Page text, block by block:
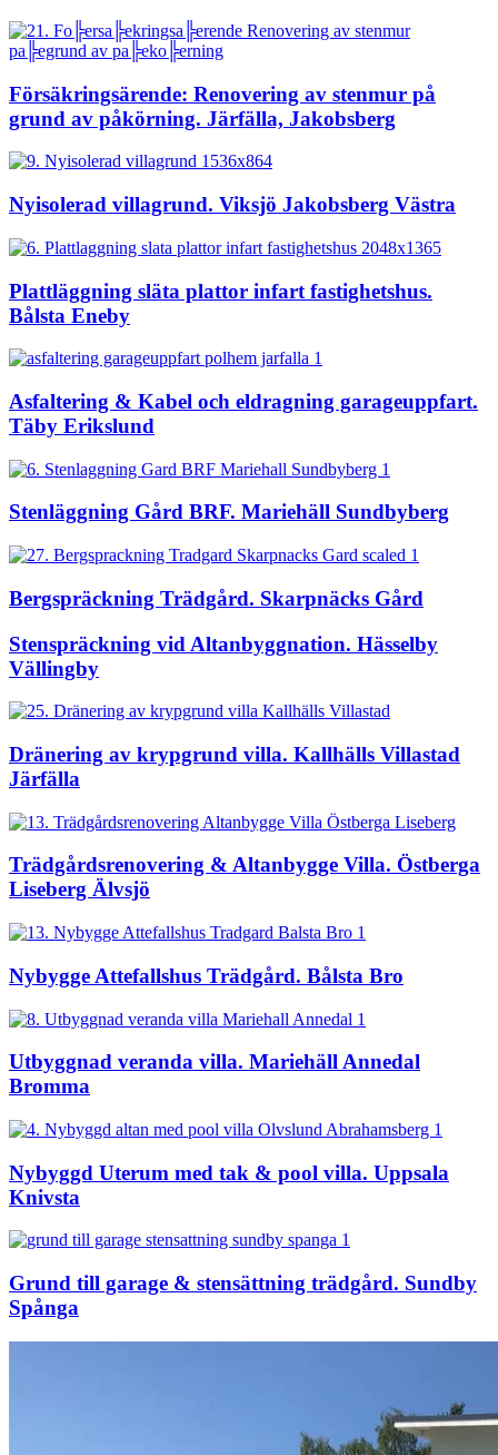
Försäkringsärende: Renovering av stenmur på
grund av påkörning. Järfälla, Jakobsberg
Nyisolerad villagrund. Viksjö Jakobsberg Västra
Plattläggning släta plattor infart fastighetshus.
Bålsta Eneby
Asfaltering & Kabel och eldragning garageuppfart.
Täby Erikslund
Stenläggning Gård BRF. Mariehäll Sundbyberg
Bergspräckning Trädgård. Skarpnäcks Gård
Stenspräckning vid Altanbyggnation. Hässelby
Vällingby
Dränering av krypgrund villa. Kallhälls Villastad
Järfälla
Trädgårdsrenovering & Altanbygge Villa. Östberga
Liseberg Älvsjö
Nybygge Attefallshus Trädgård. Bålsta Bro
Utbyggnad veranda villa. Mariehäll Annedal
Bromma
Nybyggd Uterum med tak & pool villa. Uppsala
Knivsta
Grund till garage & stensättning trädgård. Sundby
Spånga